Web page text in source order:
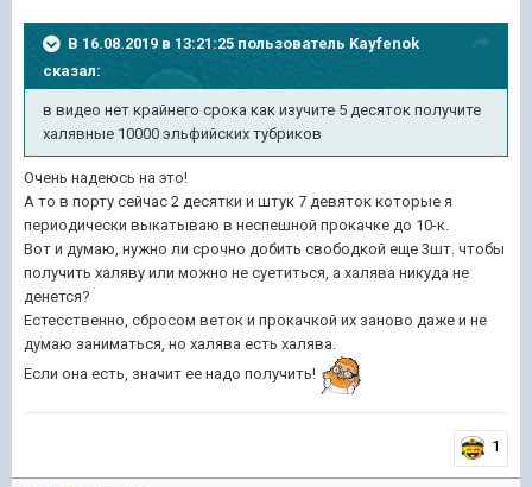
В 16.08.2019 в 13:21:25 пользователь Kayfenok
сказал:
в видео нет крайнего срока как изучите 5 десяток получите
халявные 10000 эльфийских тубриков
Очень надеюсь на это!
А то в порту сейчас 2 десятки и штук 7 девяток которые я
периодически выкатываю в неспешной прокачке до 10-к.
Вот и думаю, нужно ли срочно добить свободкой еще 3шт. чтобы
получить халяву или можно не суетиться, а халява никуда не
денется?
Естесственно, сбросом веток и прокачкой их заново даже и не
думаю заниматься, но халява есть халява.
Если она есть, значит ее надо получить!
1